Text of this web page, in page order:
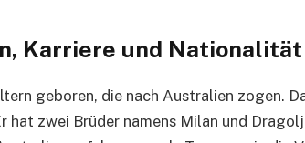
Karriere und Nationalität
geboren, die nach Australien zogen.
zwei Brüder namens Milan und